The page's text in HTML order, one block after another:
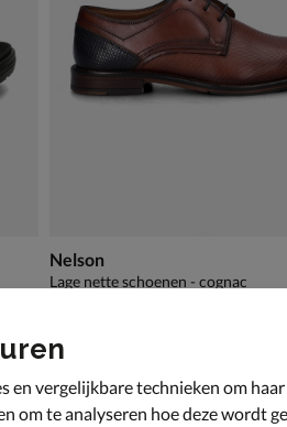
Nelson
Lage nette schoenen - cognac
en vergelijkbare technieken om
om te analyseren hoe deze wordt